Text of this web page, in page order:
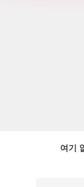
여기